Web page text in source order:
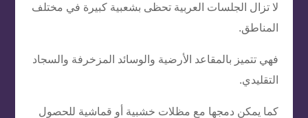
لا تزال الجلسات العربية تحظى بشعبية كبيرة في مختلف
المناطق.
فهي تتميز بالمقاعد الأرضية والوسائد المزخرفة والسجاد
التقليدي.
كما يمكن دمجها مع مظلات خشبية أو قماشية للحصول